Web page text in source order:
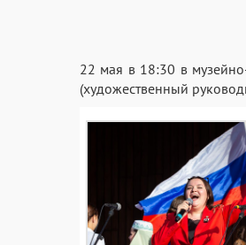
22 мая в 18:30 в
(художественный